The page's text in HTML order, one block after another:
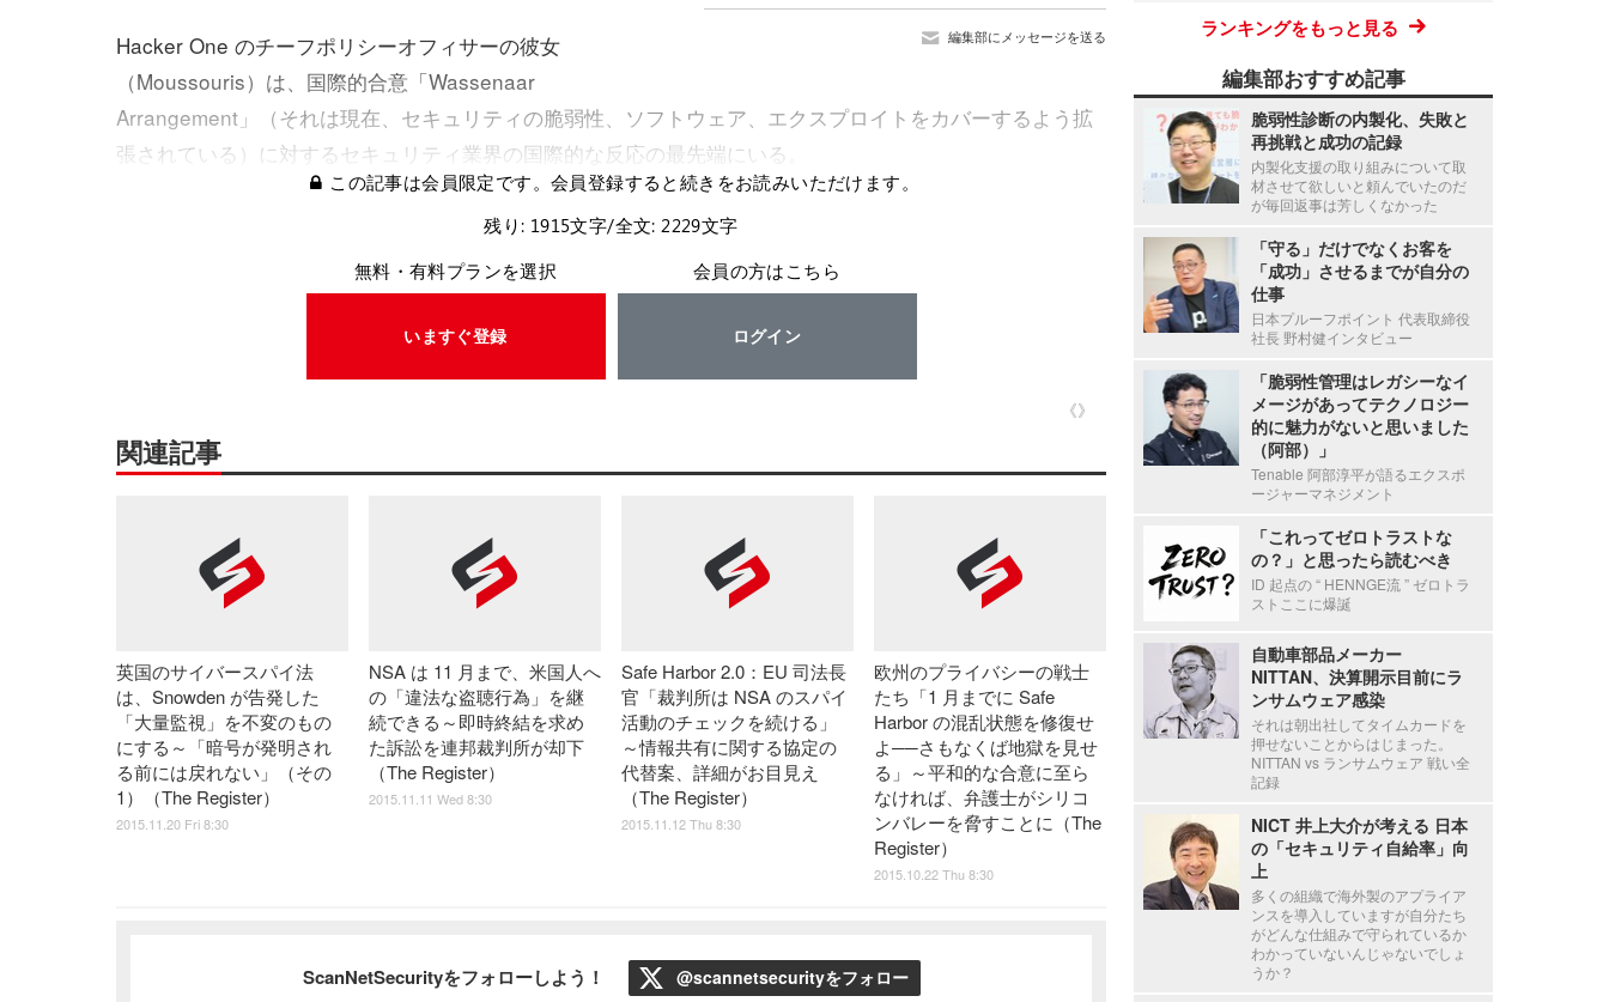
編集部にメッセージを送る
Hacker One のチーフポリシーオフィサーの彼女
（Moussouris）は、国際的合意「Wassenaar
Arrangement」（それは現在、セキュリティの脆弱性、ソフトウェア、エクスプロイトをカバーするよう拡
張されている）に対するセキュリティ業界の国際的な反応の最先端にいる。
この記事は会員限定です。会員登録すると続きをお読みいただけます。
残り: 1915文字/全文: 2229文字
無料・有料プランを選択
いますぐ登録
会員の方はこちら
ログイン
《》
関連記事
英国のサイバースパイ法
は、Snowden が告発した
「大量監視」を不変のもの
にする～「暗号が発明され
る前には戻れない」（その
1）（The Register）
2015.11.20 Fri 8:30
NSA は 11 月まで、米国人へ
の「違法な盗聴行為」を継
続できる～即時終結を求め
た訴訟を連邦裁判所が却下
（The Register）
2015.11.11 Wed 8:30
Safe Harbor 2.0：EU 司法長
官「裁判所は NSA のスパイ
活動のチェックを続ける」
～情報共有に関する協定の
代替案、詳細がお目見え
（The Register）
2015.11.12 Thu 8:30
欧州のプライバシーの戦士
たち「1 月までに Safe
Harbor の混乱状態を修復せ
よ──さもなくば地獄を見せ
る」～平和的な合意に至ら
なければ、弁護士がシリコ
ンバレーを脅すことに（The
Register）
2015.10.22 Thu 8:30
ScanNetSecurityをフォローしよう！ @scannetsecurityをフォロー
ランキングをもっと見る
編集部おすすめ記事
脆弱性診断の内製化、失敗と
再挑戦と成功の記録
内製化支援の取り組みについて取
材させて欲しいと頼んでいたのだ
が毎回返事は芳しくなかった
「守る」だけでなくお客を
「成功」させるまでが自分の
仕事
日本プルーフポイント 代表取締役
社長 野村健インタビュー
「脆弱性管理はレガシーなイ
メージがあってテクノロジー
的に魅力がないと思いました
（阿部）」
Tenable 阿部淳平が語るエクスポ
ージャーマネジメント
「これってゼロトラストな
の？」と思ったら読むべき
ID 起点の “ HENNGE流 ” ゼロトラ
ストここに爆誕
自動車部品メーカー
NITTAN、決算開示目前にラ
ンサムウェア感染
それは朝出社してタイムカードを
押せないことからはじまった。
NITTAN vs ランサムウェア 戦い全
記録
NICT 井上大介が考える 日本
の「セキュリティ自給率」向
上
多くの組織で海外製のアプライア
ンスを導入していますが自分たち
がどんな仕組みで守られているか
わかっていないんじゃないでしょ
うか？